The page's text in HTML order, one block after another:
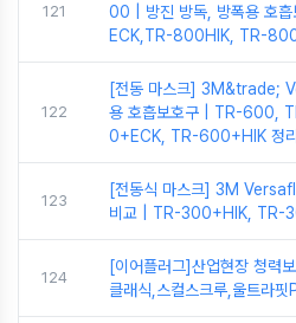
121
00 | 방진 방독, 방폭용 호
ECK,TR-800HIK, TR-
122
[전동 마스크] 3M&trade;
용 호흡보호구 | TR-600,
0+ECK, TR-600+HIK 정리
123
[전동식 마스크] 3M
비교 | TR-300+HIK, TR-
124
[이어플러그]산업현장 청력
클래식,스컬스크루,울트라